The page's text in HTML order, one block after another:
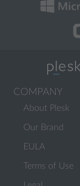
COMPANY
About Plesk
Our Brand
EULA
Terms of Use